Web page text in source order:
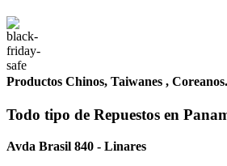
Productos Chinos, Taiwanes , Coreanos.
Todo tipo de Repuestos en
Avda Brasil 840 - Linares